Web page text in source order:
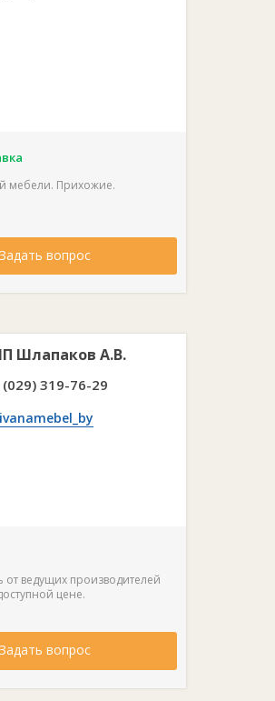
мебели. Прихожие.
вопрос
Шлапаков А.В.
(029) 319-76-29
ведущих производителей
цене.
вопрос